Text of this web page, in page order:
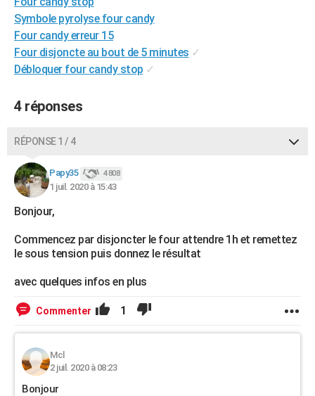
Destinations
City break
Voyage nature
Voyage de noces
Forum
Climat
+PHOTO
GUIDES D'ACHAT
BONS PLANS
CARTE DE VOEUX
COPAINS D'AVANT
S'inscrire
Se connecter
Lycées
Collèges
Primaires
Universités
Entreprises
Service militaire
Avis de recherche
AVIS DE DÉCÈS
FORUM
Symbole pyrolyse four candy
Four candy erreur 15
Four disjoncte au bout de 5 minutes ✓
Débloquer four candy stop ✓
4 réponses
RÉPONSE 1 / 4
Papy35 4 808
1 juil. 2020 à 15:43
Bonjour,
Commencez par disjoncter le four attendre 1h et remettez
le sous tension puis donnez le résultat
avec quelques infos en plus
Commenter 1
Mcl
2 juil. 2020 à 08:23
Bonjour